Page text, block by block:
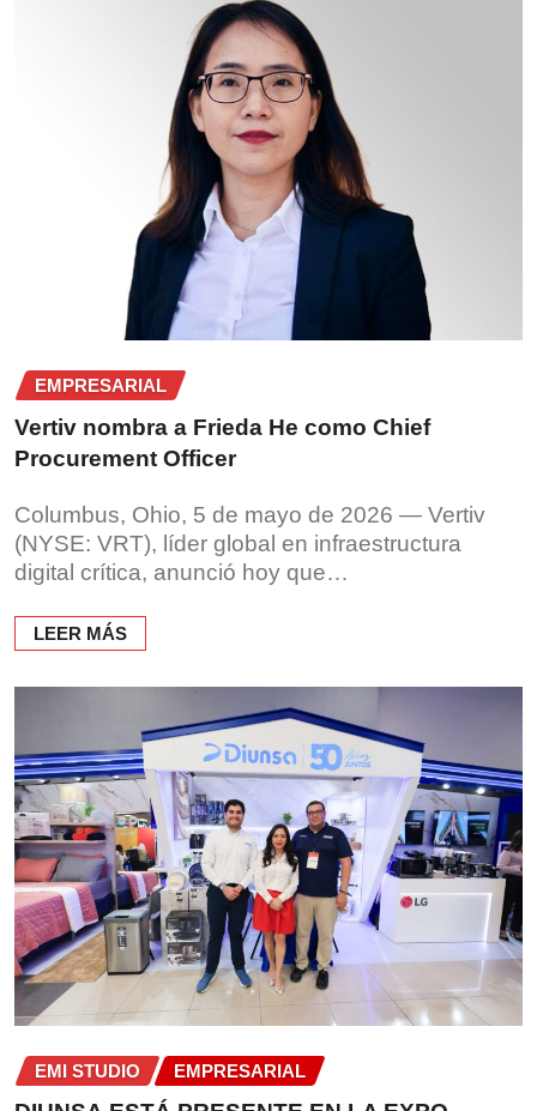
EMPRESARIAL
Vertiv nombra a Frieda He como Chief
Procurement Officer
Columbus, Ohio, 5 de mayo de 2026 — Vertiv
(NYSE: VRT), líder global en infraestructura
digital crítica, anunció hoy que…
LEER MÁS
EMI STUDIO EMPRESARIAL